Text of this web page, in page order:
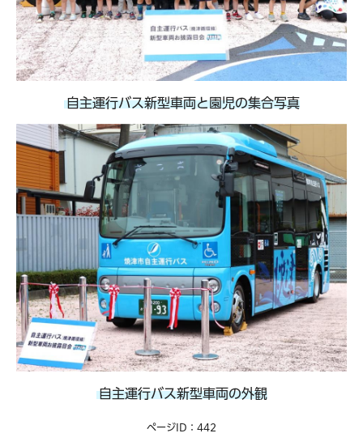
自主運行バス新型車両と園児の集合写真
自主運行バス新型車両の外観
ページID：442